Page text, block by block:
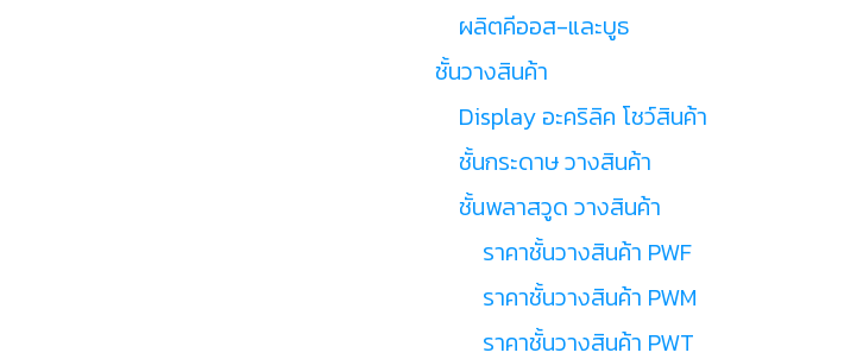
ผลิตคีออส-และบูธ
ชั้นวางสินค้า
Display อะคริลิค โชว์สินค้า
ชั้นกระดาษ วางสินค้า
ชั้นพลาสวูด วางสินค้า
ราคาชั้นวางสินค้า PWF
ราคาชั้นวางสินค้า PWM
ราคาชั้นวางสินค้า PWT